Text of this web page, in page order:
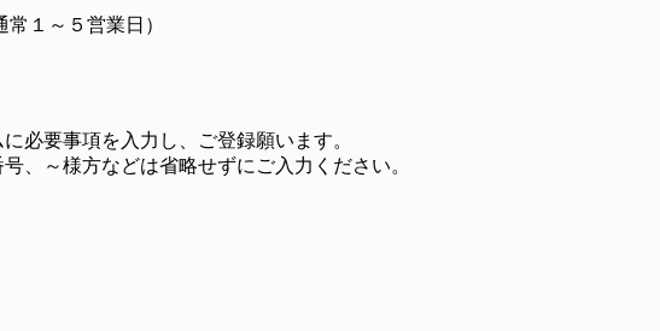
１～５営業日）
必要事項を入力し、ご登録願います。
、～様方などは省略せずにご入力ください。